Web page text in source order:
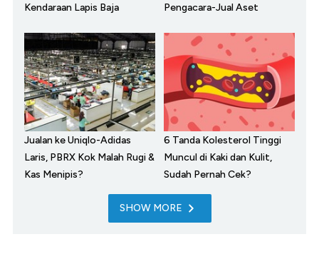
Kendaraan Lapis Baja
Pengacara-Jual Aset
Jualan ke Uniqlo-Adidas
Laris, PBRX Kok Malah Rugi &
Kas Menipis?
6 Tanda Kolesterol Tinggi
Muncul di Kaki dan Kulit,
Sudah Pernah Cek?
SHOW MORE